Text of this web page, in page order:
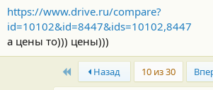
с
т
и
https://www.drive.ru/compare?
id=10102&id=8447&ids=10102,8447
а цены то))) цены)))
First Назад 10 из 30